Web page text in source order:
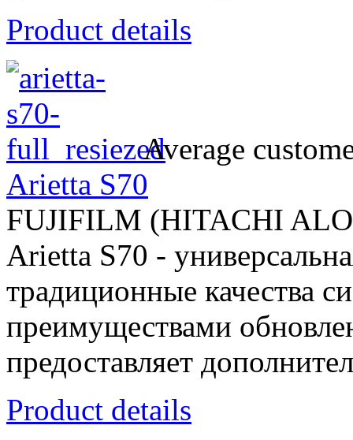
Product details
Average
Arietta S70
FUJIFILM (HITACHI
Arietta S70 -
традиционные качества
преимуществами
предоставляет
Product details